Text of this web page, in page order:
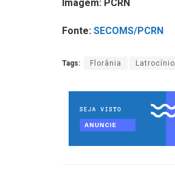
Imagem: PCRN
Fonte: SECOMS/PCRN
Tags: Florânia Latrocínio